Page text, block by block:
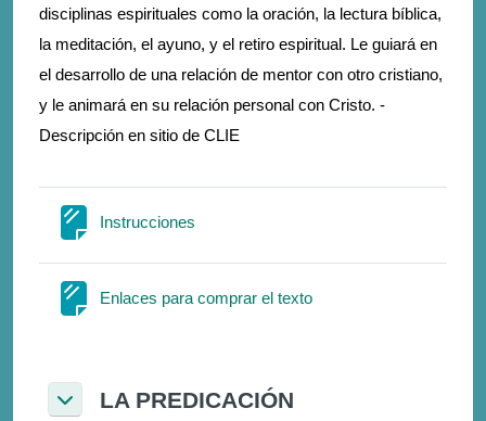
disciplinas espirituales como la oración, la lectura bíblica,
la meditación, el ayuno, y el retiro espiritual. Le guiará en
el desarrollo de una relación de mentor con otro cristiano,
y le animará en su relación personal con Cristo. -
Descripción en sitio de CLIE
Instrucciones
Enlaces para comprar el textoΣελίδα
ΣύμπτυξηLA PREDICACIÓN